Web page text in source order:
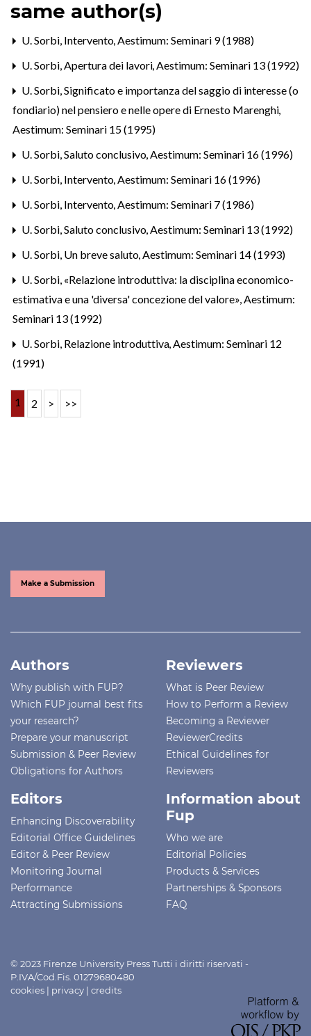
same author(s)
U. Sorbi, Intervento,Aestimum: Seminari 9 (1988)
U. Sorbi,Apertura dei lavori,Aestimum: Seminari 13 (1992)
U. Sorbi,Significato e importanza del saggio di interesse (o
fondiario) nel pensiero e nelle opere di Ernesto Marenghi,
Aestimum: Seminari 15 (1995)
U. Sorbi,Saluto conclusivo,Aestimum: Seminari 16 (1996)
U. Sorbi, Intervento,Aestimum: Seminari 16 (1996)
U. Sorbi, Intervento,Aestimum: Seminari 7 (1986)
U. Sorbi,Saluto conclusivo,Aestimum: Seminari 13 (1992)
U. Sorbi, Un breve saluto,Aestimum: Seminari 14 (1993)
U. Sorbi, «Relazione introduttiva: la disciplina economico-
estimativa e una 'diversa' concezione del valore»,Aestimum:
Seminari 13 (1992)
U. Sorbi, Relazione introduttiva,Aestimum: Seminari 12
(1991)
1 2 > >>
Make a Submission
Authors
Why publish with FUP?
Which FUP journal best fits
your research?
Prepare your manuscript
Submission & Peer Review
Obligations for Authors
Reviewers
What is Peer Review
How to Perform a Review
Becoming a Reviewer
ReviewerCredits
Ethical Guidelines for
Reviewers
Editors
Enhancing Discoverability
Editorial Office Guidelines
Editor & Peer Review
Monitoring Journal
Performance
Attracting Submissions
Information about
Fup
Who we are
Editorial Policies
Products & Services
Partnerships & Sponsors
FAQ
© 2023 Firenze University Press Tutti i diritti riservati -
P.IVA/Cod.Fis. 01279680480
cookies | privacy | credits